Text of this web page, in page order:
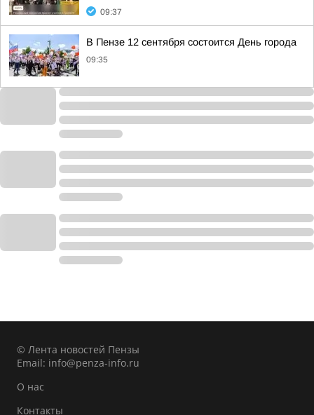
09:37
В Пензе 12 сентября состоится День города
09:35
© Лента новостей Пензы
Email: info@penza-info.ru
О нас
Контакты